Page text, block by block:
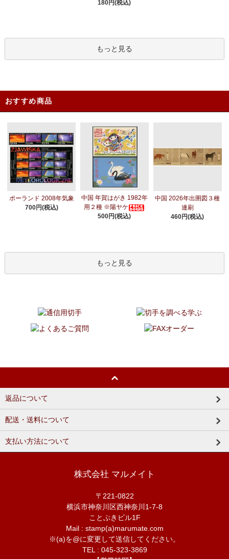
180円(税込)
もっと見る
おすすめ商品
ポーランド 2008年気象
700円(税込)
中国 年賀はがき 1982年
用２種 ※陽ヤケ
500円(税込)
中国 2026年出圉図３種
連刷
460円(税込)
もっと見る
返品について
配送・送料について
支払い方法について
株式会社 マルメイト
〒221-0822
横浜市神奈川区西神奈川1-7-8
ことぶきビル1F
Mail : stamp(a)marumate.com
※(a)を@に変更して送信してください。
TEL : 045-323-3869